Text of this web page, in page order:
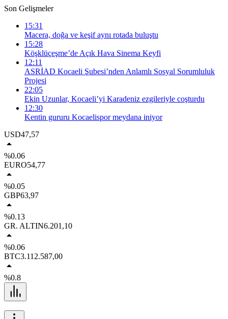
Son Gelişmeler
15:31
Macera, doğa ve keşif aynı rotada buluştu
15:28
Köşklüçeşme’de Açık Hava Sinema Keyfi
12:11
ASRİAD Kocaeli Şubesi’nden Anlamlı Sosyal Sorumluluk
Projesi
22:05
Ekin Uzunlar, Kocaeli’yi Karadeniz ezgileriyle coşturdu
12:30
Kentin gururu Kocaelispor meydana iniyor
USD47,57
%0.06
EURO54,77
%0.05
GBP63,97
%0.13
GR. ALTIN6.201,10
%0.06
BTC3.112.587,00
%0.8